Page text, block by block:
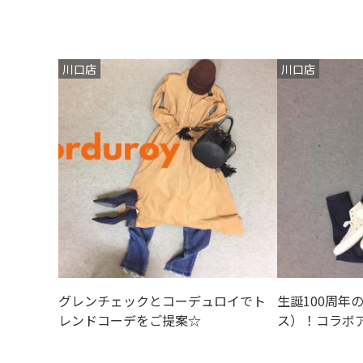
川口店
グレンチェックとコーデュロイでト
レンドコーデをご提案☆
川口店
生誕100周年
ス）！コラボ